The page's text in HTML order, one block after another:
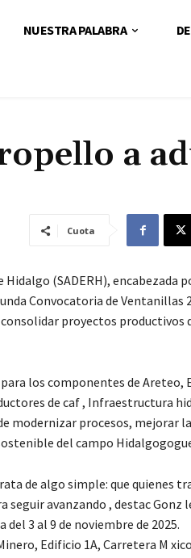
NUESTRA PALABRA
a
Cuota
(SADERH), encabezada
Convocatoria de Ventanillas
proyectos productivos
los componentes de Areteo,
de caf , Infraestructura
modernizar procesos, mejorar la
del campo
de algo simple: que quienes
avanzando , destac Gonz
3 al 9 de noviembre de 2025.
Edificio 1A, Carretera M